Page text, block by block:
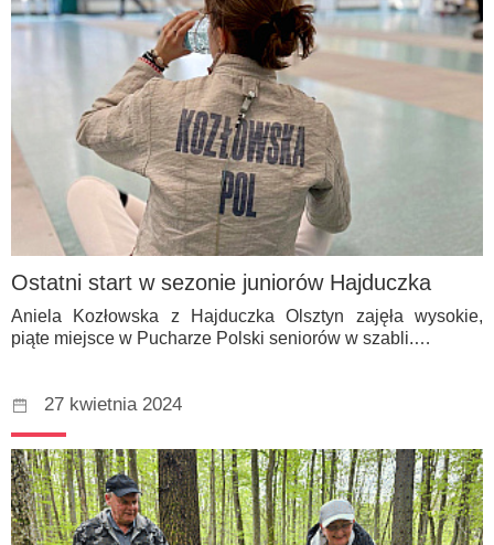
Ostatni start w sezonie juniorów Hajduczka
Aniela Kozłowska z Hajduczka Olsztyn zajęła wysokie,
piąte miejsce w Pucharze Polski seniorów w szabli.…
27 kwietnia 2024